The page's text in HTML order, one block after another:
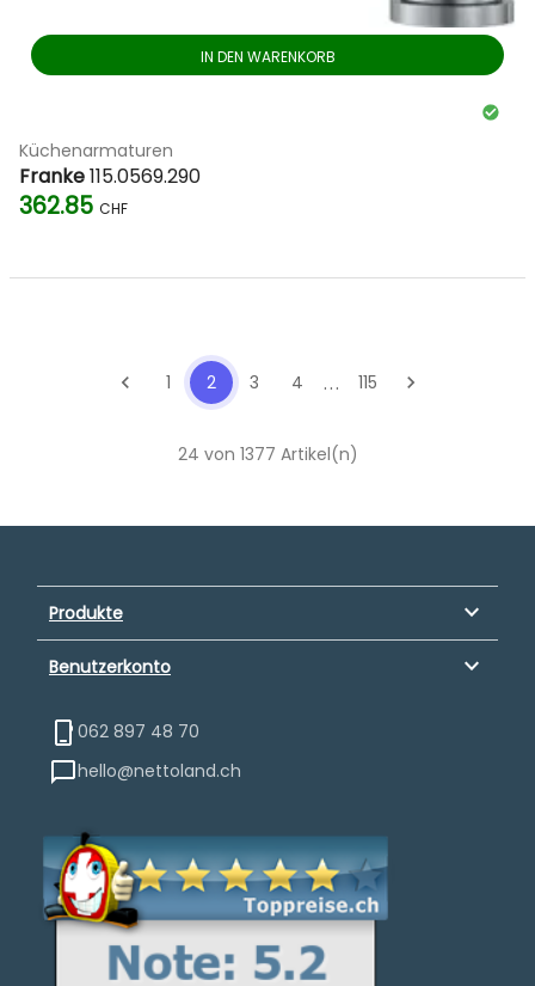
IN DEN WARENKORB
Küchenarmaturen
Franke115.0569.290
362.85 CHF
chevron_left 1 2 3 4 ... 115 chevron_right
24 von 1377 Artikel(n)
Produkte keyboard_arrow_down
Benutzerkonto keyboard_arrow_down
062 897 48 70
hello@nettoland.ch